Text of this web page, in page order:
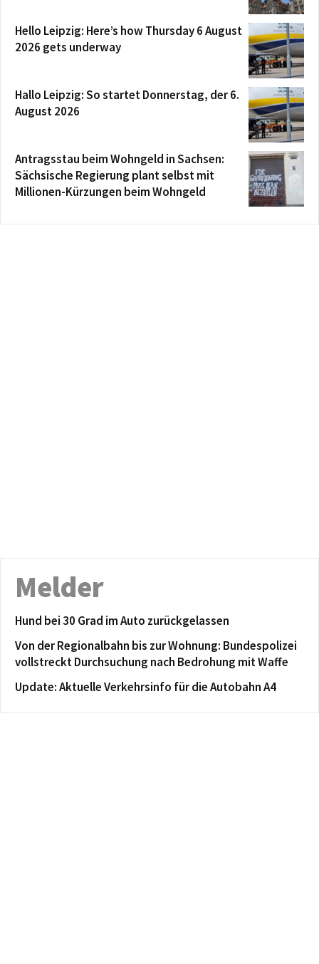
Hello Leipzig: Here’s how Thursday 6 August
2026 gets underway
Hallo Leipzig: So startet Donnerstag, der 6.
August 2026
Antragsstau beim Wohngeld in Sachsen:
Sächsische Regierung plant selbst mit
Millionen-Kürzungen beim Wohngeld
Melder
Hund bei 30 Grad im Auto zurückgelassen
Von der Regionalbahn bis zur Wohnung: Bundespolizei
vollstreckt Durchsuchung nach Bedrohung mit Waffe
Update: Aktuelle Verkehrsinfo für die Autobahn A4